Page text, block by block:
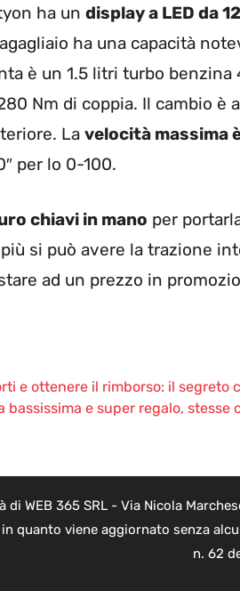
ha un display a LED da
ha una capacità
è un 1.5 litri turbo
Nm di coppia. Il cambio è
La velocità massima
per lo 0-100.
chiavi in mano per
si può avere la trazione
ad un prezzo in
e ottenere il rimborso: il segreto
bassissima e super regalo,
WEB 365 SRL - Via Nicola
quanto viene aggiornato senza
n. 62